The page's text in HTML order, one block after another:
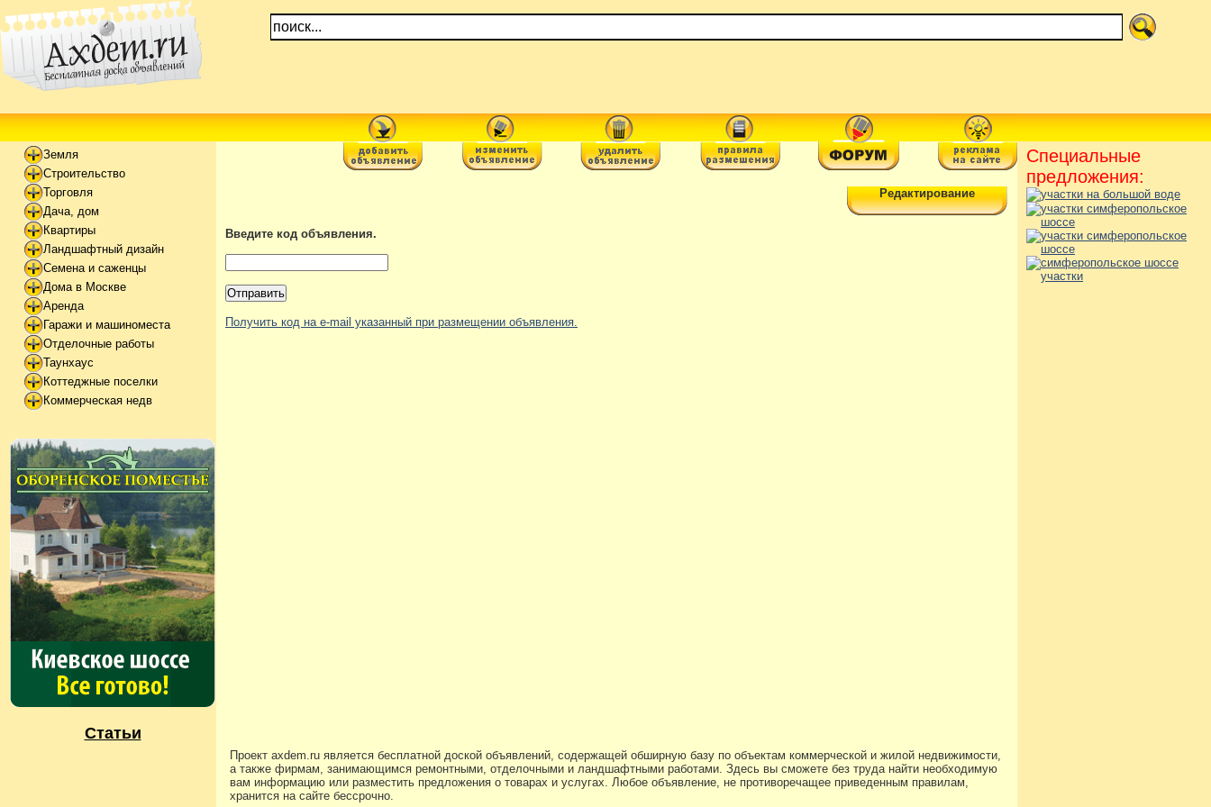
Земля
Строительство
Торговля
Дача, дом
Квартиры
Ландшафтный дизайн
Семена и саженцы
Дома в Москве
Аренда
Гаражи и машиноместа
Отделочные работы
Таунхаус
Коттеджные поселки
Коммерческая недв
Статьи
Редактирование
Введите код объявления.
Получить код на e-mail указанный при размещении объявления.
Специальные
предложения:
Проект axdem.ru является бесплатной доской объявлений, содержащей обширную базу по объектам коммерческой и жилой недвижимости,
а также фирмам, занимающимся ремонтными, отделочными и ландшафтными работами. Здесь вы сможете без труда найти необходимую
вам информацию или разместить предложения о товарах и услугах. Любое объявление, не противоречащее приведенным правилам,
хранится на сайте бессрочно.